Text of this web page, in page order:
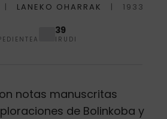
LANEKO OHARRAK 1933
39
IRUDI
notas manuscritas
de Bolinkoba y